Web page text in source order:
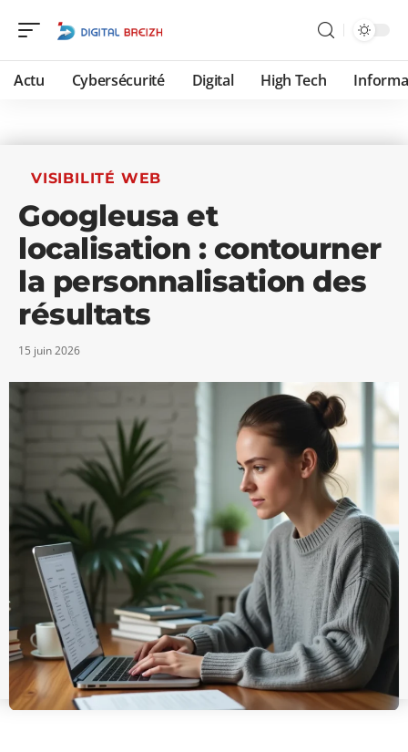
Actu Cybersécurité Digital High Tech
VISIBILITÉ WEB
Googleusa et
localisation : contourner
la personnalisation des
résultats
15 juin 2026